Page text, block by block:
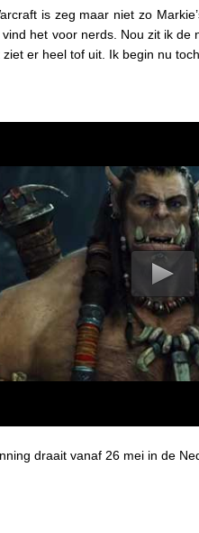
is zeg maar niet zo
het voor nerds. Nou zit ik de
ziet er heel tof uit. Ik begin nu
draait vanaf 26 mei in de